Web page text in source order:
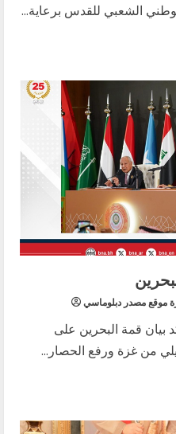
الشعبي للقدس برعاية...
موقع مصدر دبلوماسي
قمة البحرين على
من غزة ورفع الحصار...